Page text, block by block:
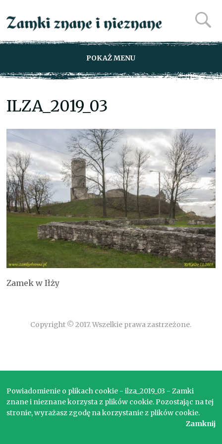
POKAŻ MENU
ILZA_2019_03
Zamek w Iłży
Copyright © 2017. Wszelkie prawa zastrzeżone.
Powiadomienie o plikach cookie - ilza_2019_03 - Zamki
znane i nieznane korzysta z plików cookie. Pozostając na tej
stronie, wyrażasz zgodę na korzystanie z plików cookie.
Zamknij